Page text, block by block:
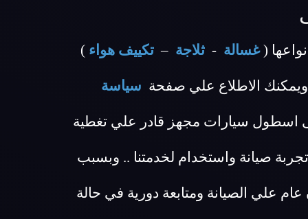
( غسالة - ثلاجة – تكييف هواء )
الاطلاع علي صفحة سياسة
اسطول سيارات مجهز قادر علي تغطية
صيانة واستخدام لخدمتنا .. وبسبب
صيانة مابى ضمان عام علي الصيانة ومتابعة دورية في حالة